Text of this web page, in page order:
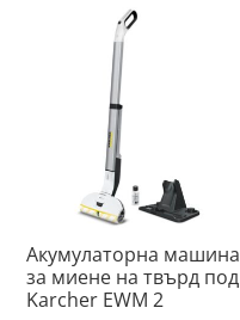
Акумулаторна машина
за миене на твърд под
Karcher EWM 2